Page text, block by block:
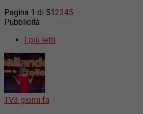
Pagina 1 di 51 2345
Pubblicità
I più letti
TV3 giorni fa